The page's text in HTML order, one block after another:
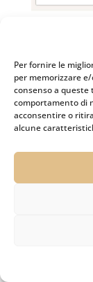
Per fornire le
per memorizzare
consenso a queste
comportamento di
acconsentire o
alcune